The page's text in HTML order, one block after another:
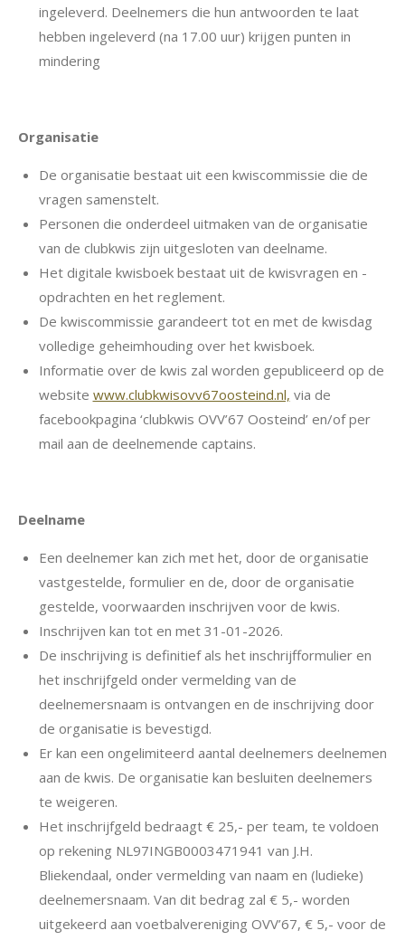
ingeleverd. Deelnemers die hun antwoorden te laat
hebben ingeleverd (na 17.00 uur) krijgen punten in
mindering
Organisatie
De organisatie bestaat uit een kwiscommissie die de
vragen samenstelt.
Personen die onderdeel uitmaken van de organisatie
van de clubkwis zijn uitgesloten van deelname.
Het digitale kwisboek bestaat uit de kwisvragen en -
opdrachten en het reglement.
De kwiscommissie garandeert tot en met de kwisdag
volledige geheimhouding over het kwisboek.
Informatie over de kwis zal worden gepubliceerd op de
website www.clubkwisovv67oosteind.nl, via de
facebookpagina ‘clubkwis OVV’67 Oosteind’ en/of per
mail aan de deelnemende captains.
Deelname
Een deelnemer kan zich met het, door de organisatie
vastgestelde, formulier en de, door de organisatie
gestelde, voorwaarden inschrijven voor de kwis.
Inschrijven kan tot en met 31-01-2026.
De inschrijving is definitief als het inschrijfformulier en
het inschrijfgeld onder vermelding van de
deelnemersnaam is ontvangen en de inschrijving door
de organisatie is bevestigd.
Er kan een ongelimiteerd aantal deelnemers deelnemen
aan de kwis. De organisatie kan besluiten deelnemers
te weigeren.
Het inschrijfgeld bedraagt € 25,- per team, te voldoen
op rekening NL97INGB0003471941 van J.H.
Bliekendaal, onder vermelding van naam en (ludieke)
deelnemersnaam. Van dit bedrag zal € 5,- worden
uitgekeerd aan voetbalvereniging OVV’67, € 5,- voor de